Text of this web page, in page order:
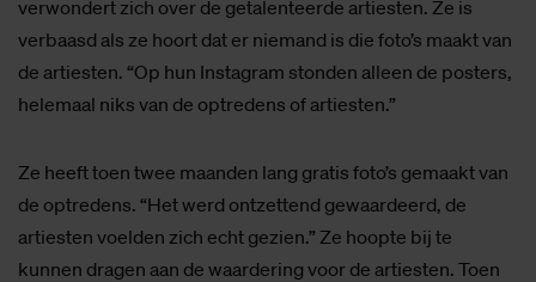
verwondert zich over de getalenteerde artiesten. Ze is
verbaasd als ze hoort dat er niemand is die foto’s maakt van
de artiesten. “Op hun Instagram stonden alleen de posters,
helemaal niks van de optredens of artiesten.”
Ze heeft toen twee maanden lang gratis foto’s gemaakt van
de optredens. “Het werd ontzettend gewaardeerd, de
artiesten voelden zich echt gezien.” Ze hoopte bij te
kunnen dragen aan de waardering voor de artiesten. Toen